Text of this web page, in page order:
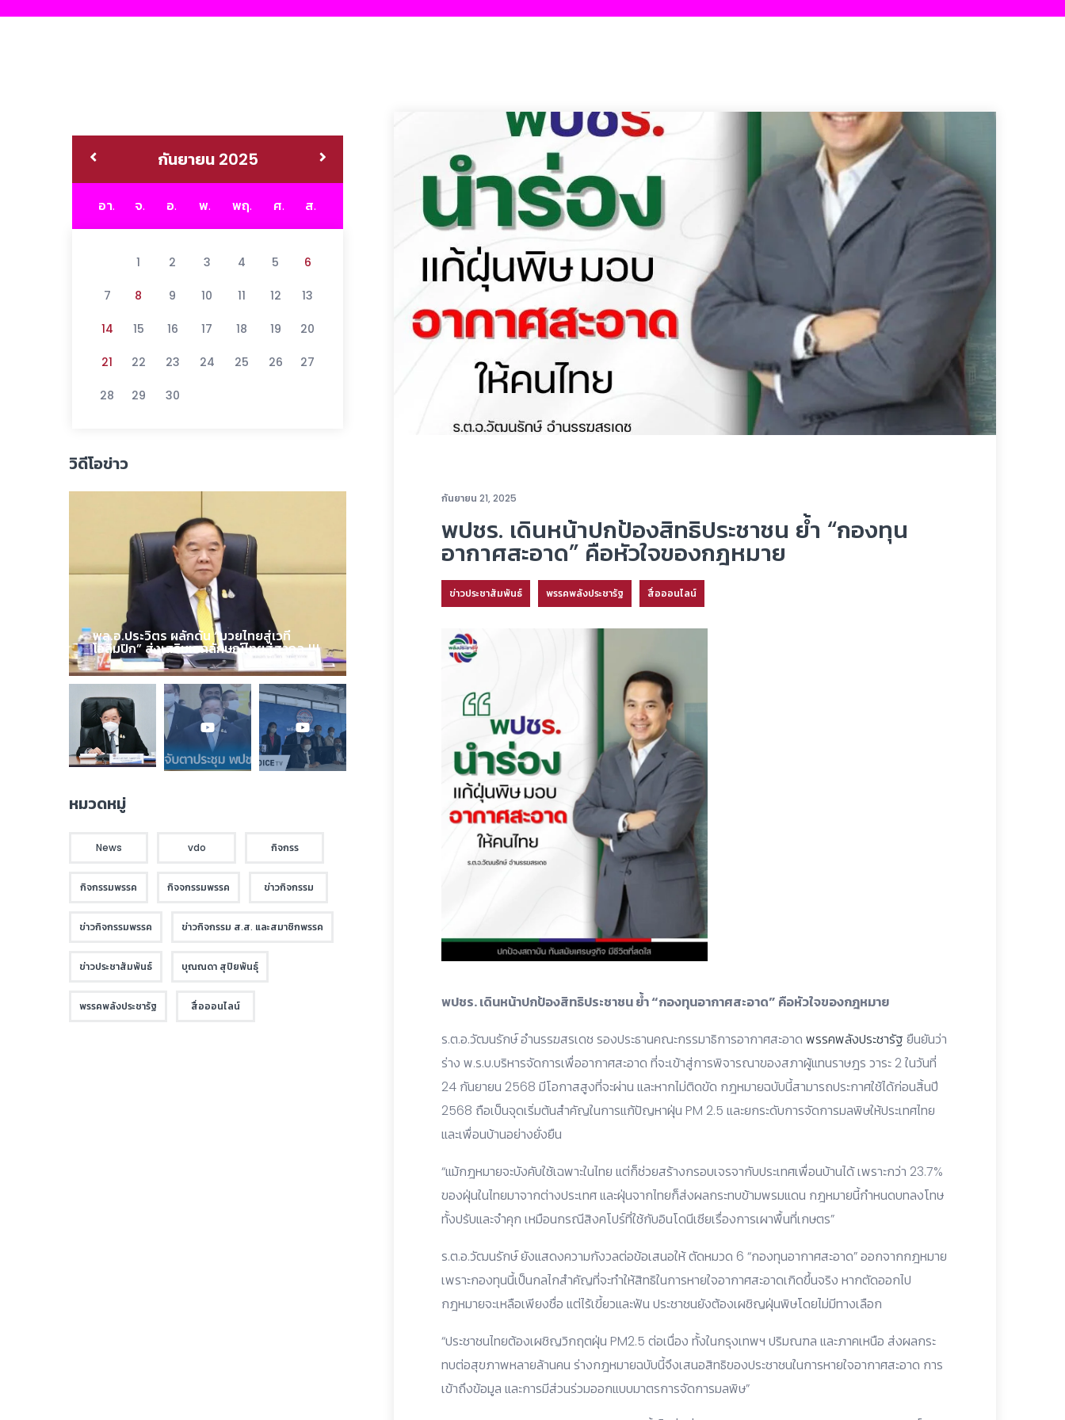
กันยายน 21, 2025
พปชร. เดินหน้าปกป้องสิทธิประชาชน ย้ำ “กองทุน
อากาศสะอาด” คือหัวใจของกฎหมาย
ข่าวประชาสัมพันธ์ พรรคพลังประชารัฐ สื่อออนไลน์
พปชร. เดินหน้าปกป้องสิทธิประชาชน ย้ำ “กองทุนอากาศสะอาด” คือหัวใจของกฎหมาย
ร.ต.อ.วัฒนรักษ์ อำนรรฆสรเดช รองประธานคณะกรรมาธิการอากาศสะอาด พรรคพลังประชารัฐ ยืนยันว่า
ร่าง พ.ร.บ.บริหารจัดการเพื่ออากาศสะอาด ที่จะเข้าสู่การพิจารณาของสภาผู้แทนราษฎร วาระ 2 ในวันที่
24 กันยายน 2568 มีโอกาสสูงที่จะผ่าน และหากไม่ติดขัด กฎหมายฉบับนี้สามารถประกาศใช้ได้ก่อนสิ้นปี
2568 ถือเป็นจุดเริ่มต้นสำคัญในการแก้ปัญหาฝุ่น PM 2.5 และยกระดับการจัดการมลพิษให้ประเทศไทย
และเพื่อนบ้านอย่างยั่งยืน
“แม้กฎหมายจะบังคับใช้เฉพาะในไทย แต่ก็ช่วยสร้างกรอบเจรจากับประเทศเพื่อนบ้านได้ เพราะกว่า 23.7%
ของฝุ่นในไทยมาจากต่างประเทศ และฝุ่นจากไทยก็ส่งผลกระทบข้ามพรมแดน กฎหมายนี้กำหนดบทลงโทษ
ทั้งปรับและจำคุก เหมือนกรณีสิงคโปร์ที่ใช้กับอินโดนีเซียเรื่องการเผาพื้นที่เกษตร”
ร.ต.อ.วัฒนรักษ์ ยังแสดงความกังวลต่อข้อเสนอให้ ตัดหมวด 6 “กองทุนอากาศสะอาด” ออกจากกฎหมาย
เพราะกองทุนนี้เป็นกลไกสำคัญที่จะทำให้สิทธิในการหายใจอากาศสะอาดเกิดขึ้นจริง หากตัดออกไป
กฎหมายจะเหลือเพียงชื่อ แต่ไร้เขี้ยวและฟัน ประชาชนยังต้องเผชิญฝุ่นพิษโดยไม่มีทางเลือก
“ประชาชนไทยต้องเผชิญวิกฤตฝุ่น PM2.5 ต่อเนื่อง ทั้งในกรุงเทพฯ ปริมณฑล และภาคเหนือ ส่งผลกระ
ทบต่อสุขภาพหลายล้านคน ร่างกฎหมายฉบับนี้จึงเสนอสิทธิของประชาชนในการหายใจอากาศสะอาด การ
เข้าถึงข้อมูล และการมีส่วนร่วมออกแบบมาตรการจัดการมลพิษ”
กันยายน 2025
อา. จ. อ. พ. พฤ. ศ. ส.
1 2 3 4 5 6
7 8 9 10 11 12 13
14 15 16 17 18 19 20
21 22 23 24 25 26 27
28 29 30
วิดีโอข่าว
พล.อ.ประวิตร ผลักดัน “มวยไทยสู่เวที
โอลิมปิก” ส่งเสริมเอกลักษณ์ไทยสู่สากล !!!
หมวดหมู่
News vdo กิจกรร
กิจกรรมพรรค กิจจกรรมพรรค ข่าวกิจกรรม
ข่าวกิจกรรมพรรค ข่าวกิจกรรม ส.ส. และสมาชิกพรรค
ข่าวประชาสัมพันธ์ บุณณดา สุปิยพันธุ์
พรรคพลังประชารัฐ สื่อออนไลน์